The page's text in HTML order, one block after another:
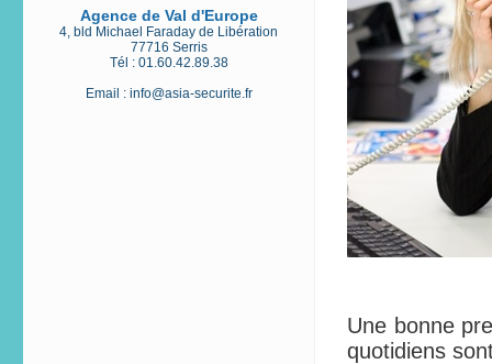
Agence de Val d'Europe
4, bld Michael Faraday de Libération
77716 Serris
Tél : 01.60.42.89.38
Email : info@asia-securite.fr
Une bonne
quotidiens